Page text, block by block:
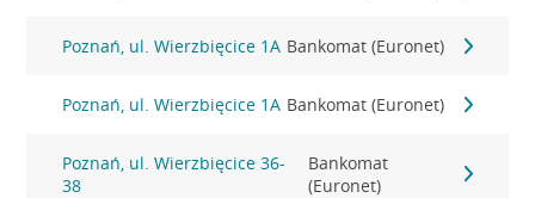
Poznań, ul. Wierzbięcice 1A Bankomat (Euronet)
Poznań, ul. Wierzbięcice 1A Bankomat (Euronet)
Poznań, ul. Wierzbięcice 36-
38
Bankomat
(Euronet)